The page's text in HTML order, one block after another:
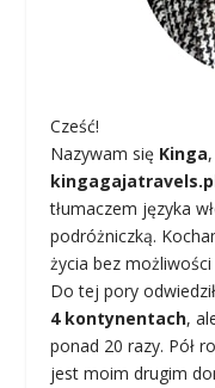
Cześć!
Nazywam się Kinga
tłumaczem języka
podróżniczką.
życia bez
Do tej pory
4 kontynentach,
ponad 20 razy. Pół
jest moim drugim